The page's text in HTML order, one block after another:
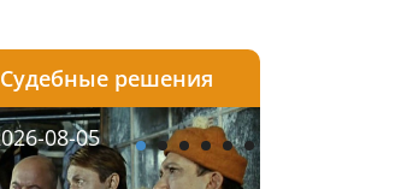
2026-08-04
03 2026-08-03
08-05 2026-08-05
Судебные решения
08-05